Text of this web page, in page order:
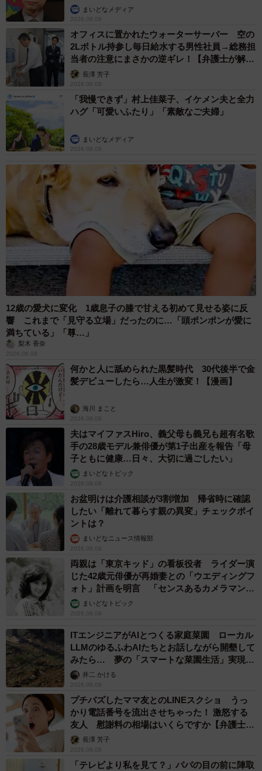
まいどなメディア
2026.08.08
オフィスに置かれたウォーターサーバー 空の
2Lボトル持参し毎日給水する男性社員→総務担
当者の注意にまさかの逆ギレ！【弁護士が解
説】長澤 芳子
2026.08.08
「我慢できず」村上佳菜子、イケメン夫と全力
ハグ「可愛いふたり」「素敵なご夫婦」
まいどなメディア
2026.08.08
12歳の愛犬に変化 1歳息子の膝で甘える初めて見せる姿に反
響 これまで「見守る立場」だったのに…「頭ポンポンが愛に
満ちている」「尊…」
梨木 香奈
2026.08.08
何かと人に舐められた黒髪時代 30代後半で金
髪デビューしたら…人生が激変！【漫画】
海川 まこと
2026.08.08
夫はマイファスHiro、義父母も義兄も超有名歌
手の28歳モデル兼俳優が第1子出産を報告「母
子ともに健康…日々、大切に過ごしたい」
まいどなトピック
2026.08.08
お盆明けは介護相談が3割増加 帰省時に確認
したい「離れて暮らす親の異変」チェックポイ
ントは？
まいどなニュース情報部
2026.08.08
両親は「東京キッド」の看板役者 ライダー演
じた42歳元俳優が再婚妻との「ウエディングフ
ォト」計画を明言 「センスあるカメラマン求
む」まいどなトピック
2026.08.08
ITエンジニアがAIとつくる家庭菜園 ローカル
LLMのゆるふわAIたちとお話しながら開墾して
みたら… 夢の「スマートな菜園生活」実現な
るか井二 かける
2026.08.08
プチバズしたママ友とのLINEスクショ うっ
かり電話番号を流出させちゃった！ 激怒する
友人 慰謝料の相場はいくらですか【弁護士が
解説】長澤 芳子
2026.08.08
「テレビより私を見て？」パパの目の前に陣取